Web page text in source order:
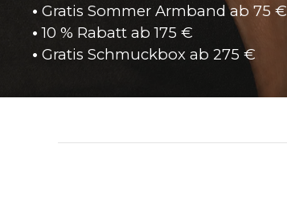
• Gratis Sommer Armband ab 75 €
•10 % Rabatt ab 175 €
• Gratis Schmuckbox ab 275 €